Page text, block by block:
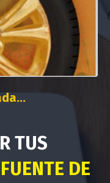
TUS
DE